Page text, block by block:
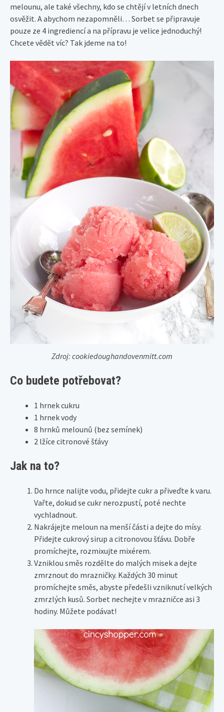
melounu, ale také všechny, kdo se chtějí v letních dnech
osvěžit. A abychom nezapomněli… Sorbet se připravuje
pouze ze 4 ingrediencí a na přípravu je velice jednoduchý!
Chcete vědět víc? Tak jdeme na to!
Zdroj: cookiedoughandovenmitt.com
Co budete potřebovat?
1 hrnek cukru
1 hrnek vody
8 hrnků melounů (bez semínek)
2 lžíce citronové šťávy
Jak na to?
Do hrnce nalijte vodu, přidejte cukr a přiveďte k varu.
Vařte, dokud se cukr nerozpustí, poté nechte
vychladnout.
Nakrájejte meloun na menší části a dejte do mísy.
Přidejte cukrový sirup a citronovou šťávu. Dobře
promíchejte, rozmixujte mixérem.
Vzniklou směs rozdělte do malých misek a dejte
zmrznout do mrazničky. Každých 30 minut
promíchejte směs, abyste předešli vzniknutí velkých
zmrzlých kusů. Sorbet nechejte v mrazničce asi 3
hodiny. Můžete podávat!